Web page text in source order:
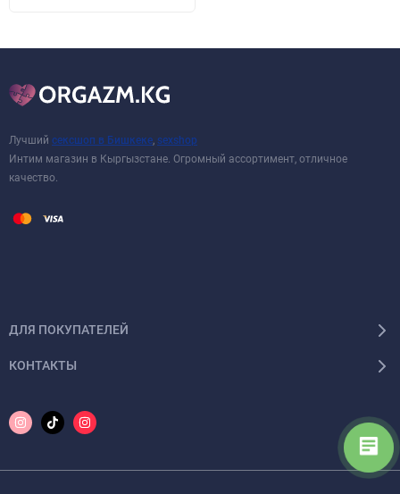
Лучший сексшоп в Бишкеке sexshop
Интим магазин в Кыргызстане. Огромный ассортимент, отличное
качество.
ДЛЯ ПОКУПАТЕЛЕЙ
КОНТАКТЫ